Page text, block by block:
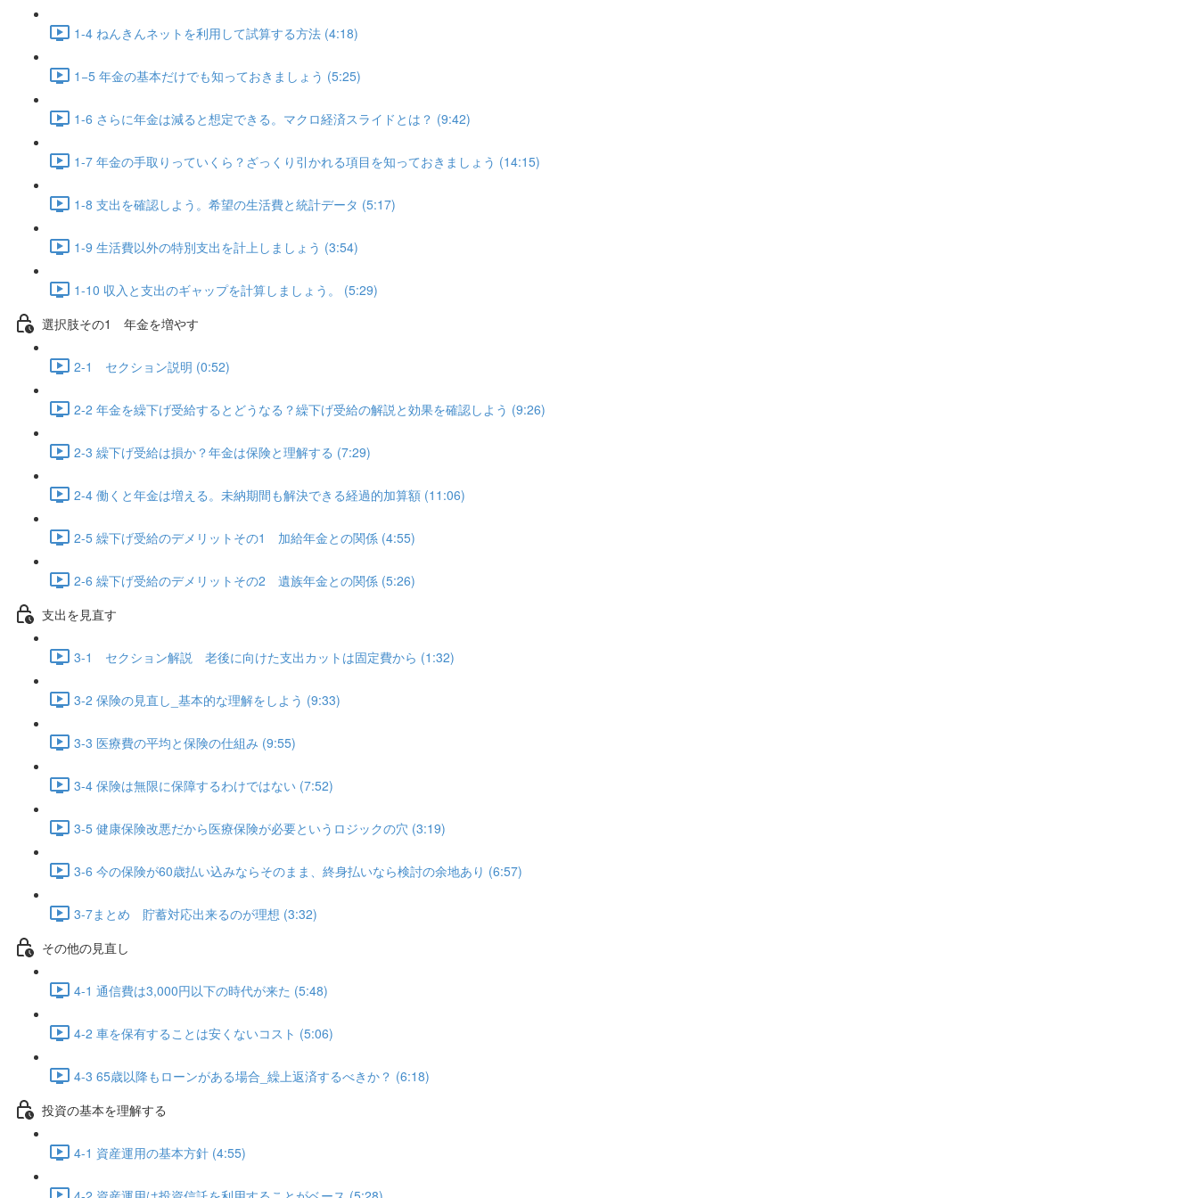
1-4 ねんきんネットを利用して試算する方法 (4:18)
1−5 年金の基本だけでも知っておきましょう (5:25)
1-6 さらに年金は減ると想定できる。マクロ経済スライドとは？ (9:42)
1-7 年金の手取りっていくら？ざっくり引かれる項目を知っておきましょう (14:15)
1-8 支出を確認しよう。希望の生活費と統計データ (5:17)
1-9 生活費以外の特別支出を計上しましょう (3:54)
1-10 収入と支出のギャップを計算しましょう。 (5:29)
選択肢その1 年金を増やす
2-1 セクション説明 (0:52)
2-2 年金を繰下げ受給するとどうなる？繰下げ受給の解説と効果を確認しよう (9:26)
2-3 繰下げ受給は損か？年金は保険と理解する (7:29)
2-4 働くと年金は増える。未納期間も解決できる経過的加算額 (11:06)
2-5 繰下げ受給のデメリットその1 加給年金との関係 (4:55)
2-6 繰下げ受給のデメリットその2 遺族年金との関係 (5:26)
支出を見直す
3-1 セクション解説 老後に向けた支出カットは固定費から (1:32)
3-2 保険の見直し_基本的な理解をしよう (9:33)
3-3 医療費の平均と保険の仕組み (9:55)
3-4 保険は無限に保障するわけではない (7:52)
3-5 健康保険改悪だから医療保険が必要というロジックの穴 (3:19)
3-6 今の保険が60歳払い込みならそのまま、終身払いなら検討の余地あり (6:57)
3-7まとめ 貯蓄対応出来るのが理想 (3:32)
その他の見直し
4-1 通信費は3,000円以下の時代が来た (5:48)
4-2 車を保有することは安くないコスト (5:06)
4-3 65歳以降もローンがある場合_繰上返済するべきか？ (6:18)
投資の基本を理解する
4-1 資産運用の基本方針 (4:55)